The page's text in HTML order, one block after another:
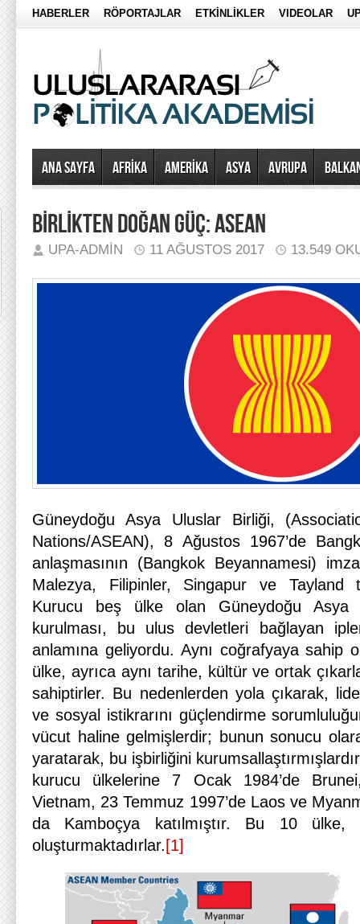
HABERLER RÖPORTAJLAR ETKİNLİKLER VIDEOLAR
Ana Sayfa AFRİKA AMERİKA ASYA AVRUPA
BİRLİKTEN DOĞAN GÜÇ: ASEAN
UPA-ADMIN 11 AĞUSTOS 2017 13.549
Güneydoğu Asya Uluslar Birliği,
Nations/ASEAN), 8 Ağustos 1967’de
anlaşmasının (Bangkok Beyannamesi)
Malezya, Filipinler, Singapur ve Tayland
Kurucu beş ülke olan Güneydoğu Asya
kurulması, bu ulus devletleri bağlayan
anlamına geliyordu. Aynı coğrafyaya sahip
ülke, ayrıca aynı tarihe, kültür ve ortak
sahiptirler. Bu nedenlerden yola çıkarak,
ve sosyal istikrarını güçlendirme
vücut haline gelmişlerdir; bunun sonucu
yaratarak, bu işbirliğini
kurucu ülkelerine 7 Ocak 1984’de
Vietnam, 23 Temmuz 1997’de Laos ve
da Kamboçya katılmıştır. Bu 10 ülke,
oluşturmaktadırlar. [1]